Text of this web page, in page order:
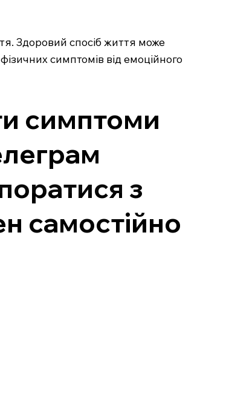
Здоровий спосіб життя може
симптомів від емоційного
симптоми
з
самостійно